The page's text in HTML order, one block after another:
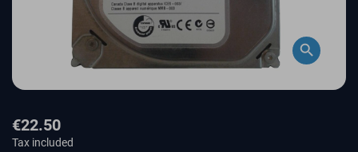
search
€22.50
Tax included